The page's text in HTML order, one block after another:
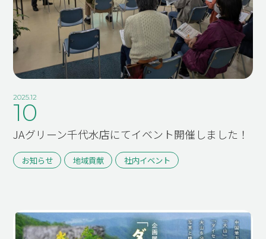
2025.12
10
JAグリーン千代水店にてイベント開催しました！
お知らせ 地域貢献 社内イベント